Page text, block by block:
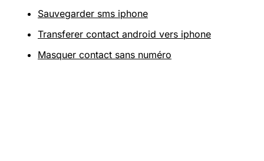
Sauvegarder sms iphone
Transferer contact android vers iphone
Masquer contact sans numéro